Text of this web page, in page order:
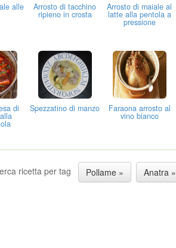
alle Arrosto di tacchino
ripieno in crosta
Arrosto di maiale al
latte alla pentola a
pressione
di Spezzatino di manzo Faraona arrosto al
vino bianco
ricetta per tag Pollame » Anatra »